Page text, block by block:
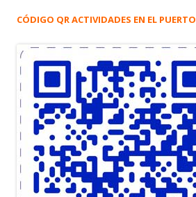
CÓDIGO QR ACTIVIDADES EN EL PUERTO